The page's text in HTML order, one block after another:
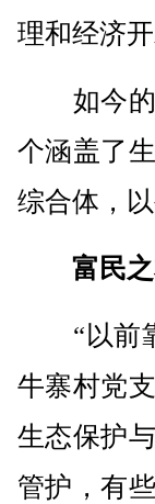
理和经济
如今的
个涵盖了
综合体，
富民之
“以前靠
牛寨村党
生态保护
管护，有